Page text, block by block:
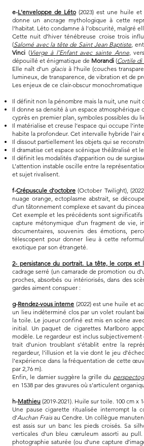
e-L'enveloppe de Léto(2023) est une huile et
donne un ancrage mythologique à cette
l’habitat. Léto condamne à l’obscurité, malgré
Cette nuit d’hiver ténébreuse croise trois
(Salomé avec la tête de Saint Jean Baptiste,
Vinci (Vierge à l’Enfant avec sainte Anne,
dépouillé et énigmatique de Morandi (Cortile di
Elle naît d’un glacisà l’huile (couches
lumineux, de transparence, de vibration et de
Les enjeux de ce clair-obscur
Il définit non la pénombre mais la nuit, une nuit
Il donne sa densité à un espace
cyprès en premier plan, symboles possibles du
Il matérialise et creuse l’espace qui occupe
habite la profondeur. Cet intervalle hybride l’air
Il dissout partiellement les objets qui se
Il dramatise cet espace scénique théâtralisé et
Il définit les modalités d’apparition ou de
L’attention instable oscille entre la
et sujet rivalisent.
f-Crépuscule d'octobre (October Twilight),
nuage orange, ectoplasme abstrait, se
d’un tâtonnement complexe et savant du
Cet exemple et les précédents sont
capture métonymique d’un fragment de vie,
documentaires, souvenirs des émotions,
télescopent pour donner lieu à cette
exotique par son étrangeté.
2- persistance du portrait. La tête, le corps et
cadrage serré (un camarade de promotion ou
proches, absorbés ou intériorisés, dans des
gardes aiment conspuer :
g-Rendez-vous interne (2022) est une huile et
un lieu indéterminé clos par un volet roulant
la toile. Le joueur confiné est mis en scène
initial. Un paquet de cigarettes Marlboro
modèle. Le regardeur est inclus
trait d’union troublant s’établit entre la
regardeur, l’illusion et la vie dont le jeu
l’expérience dans la fréquentation de cette
par 2,76 m).
Enfin, le damier suggère la grille du
en 1538 par des gravures où s’articulent
h-Mathieu (2019-2021). Huile sur toile. 100 cm x
Une pause cigarette ritualisée interrompt la
d’Auchan Fraisau Cendre. Un collègue
est assis sur un banc les pieds croisés. Sa
verticales d’un bleu cæruleum assorti au
photographie saturée (ou d’une capture